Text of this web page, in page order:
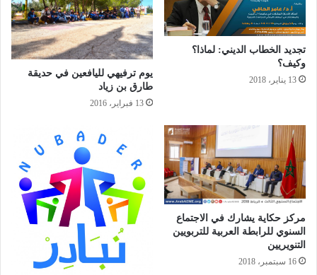
تجديد الخطاب الديني: لماذا؟
وكيف؟
13 يناير، 2018
يوم ترفيهي لليافعين في حديقة
طارق بن زياد
13 فبراير، 2016
مركز حكاية يشارك في الاجتماع
السنوي للرابطة العربية للتربويين
التنويريين
16 سبتمبر، 2018